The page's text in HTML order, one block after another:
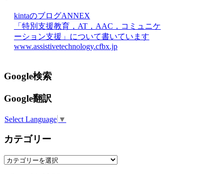
kintaのブログANNEX
「特別支援教育，AT，AAC，コミュニケ
ーション支援」について書いています
www.assistivetechnology.cfbx.jp
Google検索
Google翻訳
Select Language ▼
カテゴリー
カ